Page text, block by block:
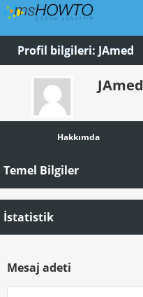
Profil bilgileri: JAmed
JAmed
Hakkımda
Temel Bilgiler
İstatistik
Mesaj adeti